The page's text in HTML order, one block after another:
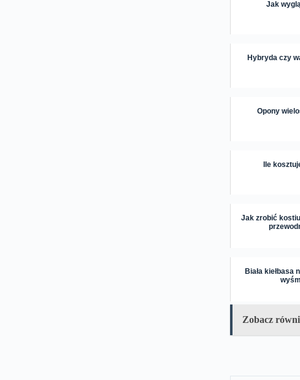
Jak
Hybryda czy
Opony
Ile
Jak zrobić
Biała kiełbasa
Zobacz